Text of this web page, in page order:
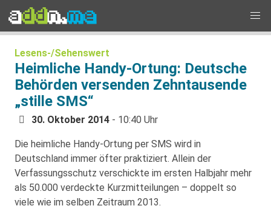
Lesens-/Sehenswert
Heimliche Handy-Ortung: Deutsche
Behörden versenden Zehntausende
„stille SMS“
30. Oktober 2014 - 10:40 Uhr
Die heimliche Handy-Ortung per SMS wird in
Deutschland immer öfter praktiziert. Allein der
Verfassungsschutz verschickte im ersten Halbjahr mehr
als 50.000 verdeckte Kurzmitteilungen – doppelt so
viele wie im selben Zeitraum 2013.